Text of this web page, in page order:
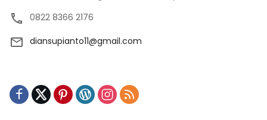
0822 8366 2176
diansupianto11@gmail.com